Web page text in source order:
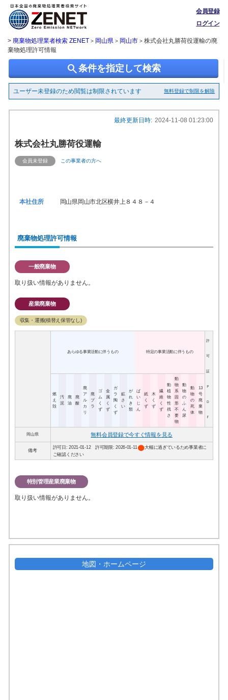
会員登録
ログイン
> 廃棄物処理業者検索 ZENET > 岡山県 > 岡山市> 株式会社丸勝荷役運輸の廃
棄物処理許可情報
search条件を指定して検索
ユーザー未登録のため閲覧は制限されています 無料登録で制限を解除
最終更新日時: 2024-11-08 01:23:00
株式会社丸勝荷役運輸
会員未登録 この事業者の方へ
本社住所 岡山県岡山市北区横井上８４８－４
廃棄物処理許可情報
一般廃棄物
取り扱い情報がありません。
産業廃棄物
収集・運搬(積替え保管なし)
あらゆる事業活動に伴うもの 特定の事業活動に伴うもの
許
可
証
Ｐ
Ｄ
Ｆ
燃
え
殻
汚
泥
廃
油
廃
酸
廃
ア
ル
カ
リ
廃
プ
ラ
ゴ
ム
く
ず
金
属
く
ず
ガ
ラ
陶
く
ず
鉱
さ
い
が
れ
き
類
ば
い
じ
ん
紙
く
ず
木
く
ず
繊
維
く
ず
動
植
物
性
残
さ
動
物
系
固
形
不
要
物
動
物
の
ふ
ん
尿
動
物
の
死
体
13
号
廃
棄
物
岡山県 無料会員登録で今すぐ情報を見る
備考
許可日: 2021-01-12 許可期限: 2026-01-11circle大幅に過ぎているため事業者に
ご確認ください
特別管理産業廃棄物
取り扱い情報がありません。
地図・ホームページ